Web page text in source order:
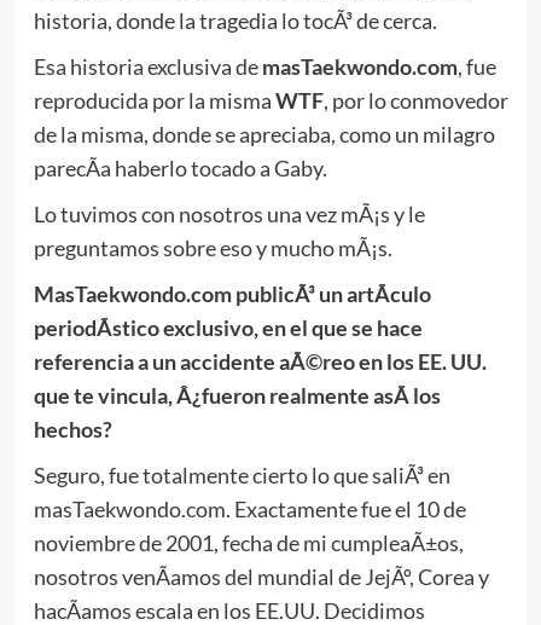
historia, donde la tragedia lo tocÃ³ de cerca.
Esa historia exclusiva demasTaekwondo.com, fue
reproducida por la mismaWTF, por lo conmovedor
de la misma, donde se apreciaba, como un milagro
parecÃ­a haberlo tocado a Gaby.
Lo tuvimos con nosotros una vez mÃ¡s y le
preguntamos sobre eso y mucho mÃ¡s.
MasTaekwondo.com publicÃ³ un artÃ­culo
periodÃ­stico exclusivo, en el que se hace
referencia a un accidente aÃ©reo en los EE. UU.
que te vincula, Â¿fueron realmente asÃ­ los
hechos?
Seguro, fue totalmente cierto lo que saliÃ³ en
masTaekwondo.com. Exactamente fue el 10 de
noviembre de 2001, fecha de mi cumpleaÃ±os,
nosotros venÃ­amos del mundial de JejÃº, Corea y
hacÃ­amos escala en los EE.UU. Decidimos